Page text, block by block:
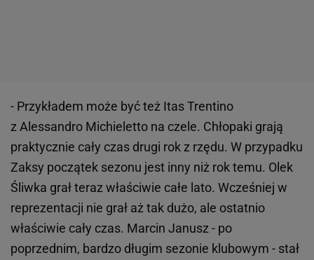
- Przykładem może być też Itas Trentino
z Alessandro Michieletto na czele. Chłopaki grają
praktycznie cały czas drugi rok z rzędu. W przypadku
Zaksy początek sezonu jest inny niż rok temu. Olek
Śliwka grał teraz właściwie całe lato. Wcześniej w
reprezentacji nie grał aż tak dużo, ale ostatnio
właściwie cały czas. Marcin Janusz - po
poprzednim, bardzo długim sezonie klubowym - stał